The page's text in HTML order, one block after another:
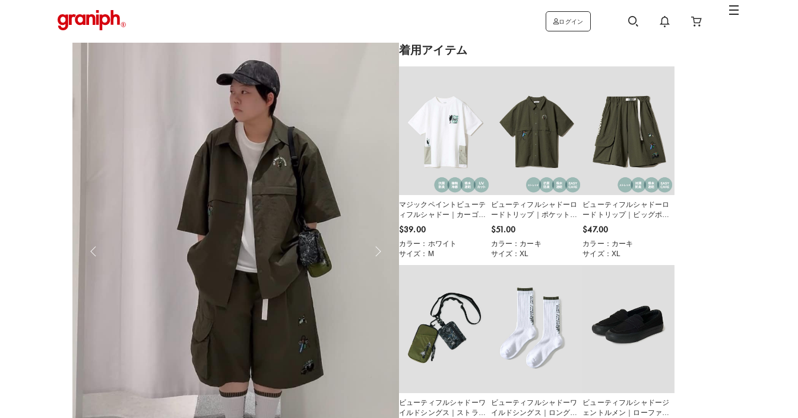
ログイン
着用アイテム
マジックペイントビューテ
ィフルシャドー｜カーゴポ
ケットTシャツ
$‌39.00
カラー：ホワイト
サイズ：M
ビューティフルシャドーロ
ードトリップ｜ポケット半
袖シャツ
$‌51.00
カラー：カーキ
サイズ：XL
ビューティフルシャドーロ
ードトリップ｜ビッグポケ
ットショートパンツ
$‌47.00
カラー：カーキ
サイズ：XL
ビューティフルシャドーワ
イルドシングス｜ストラッ
ビューティフルシャドーワ
イルドシングス｜ロングソ
ビューティフルシャドージ
ェントルメン｜ローファー